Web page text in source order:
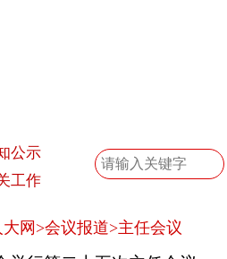
公示
工作
网 >会议报道>主任会议